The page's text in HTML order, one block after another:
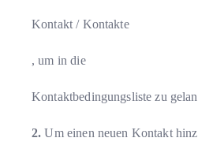
Kontakt / Kontakte
, um in die
Kontaktbedingungsliste zu
2. Um einen neuen Kontakt